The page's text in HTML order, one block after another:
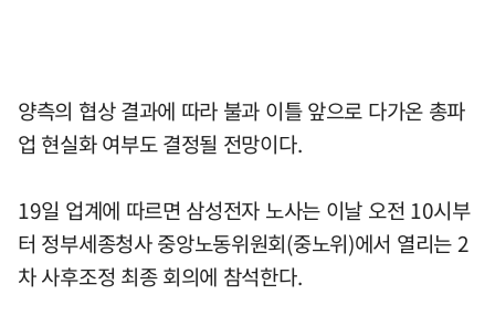
양측의 협상 결과에 따라 불과 이틀 앞으로 다가온 총파
업 현실화 여부도 결정될 전망이다.
19일 업계에 따르면 삼성전자 노사는 이날 오전 10시부
터 정부세종청사 중앙노동위원회(중노위)에서 열리는 2
차 사후조정 최종 회의에 참석한다.